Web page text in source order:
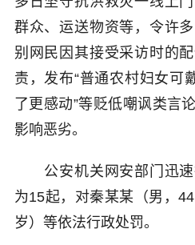
群众、运送物资等，令许
别网民因其接受采访时的
责，发布“普通农村妇女可
了更感动”等贬低嘲讽类言
影响恶劣。
公安机关网安部门迅速
为15起，对秦某某（男，
岁）等依法行政处罚。